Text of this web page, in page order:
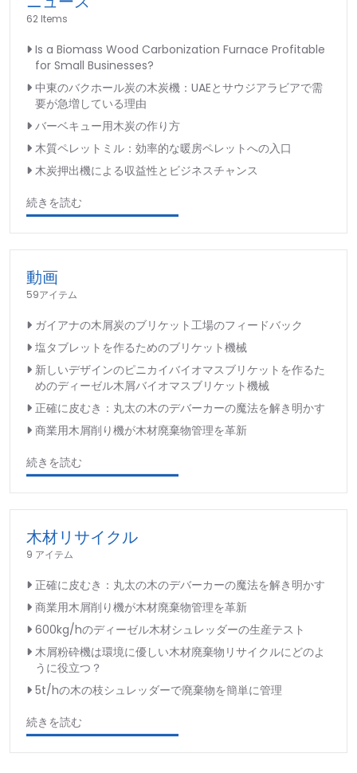
62 Items
Is a Biomass Wood Carbonization Furnace Profitable
for Small Businesses?
中東のバクホール炭の木炭機：UAEとサウジアラビアで需
要が急増している理由
バーベキュー用木炭の作り方
木質ペレットミル：効率的な暖房ペレットへの入口
木炭押出機による収益性とビジネスチャンス
続きを読む
動画
59アイテム
ガイアナの木屑炭のブリケット工場のフィードバック
塩タブレットを作るためのブリケット機械
新しいデザインのピニカイバイオマスブリケットを作るた
めのディーゼル木屑バイオマスブリケット機械
正確に皮むき：丸太の木のデバーカーの魔法を解き明かす
商業用木屑削り機が木材廃棄物管理を革新
続きを読む
木材リサイクル
9 アイテム
正確に皮むき：丸太の木のデバーカーの魔法を解き明かす
商業用木屑削り機が木材廃棄物管理を革新
600kg/hのディーゼル木材シュレッダーの生産テスト
木屑粉砕機は環境に優しい木材廃棄物リサイクルにどのよ
うに役立つ？
5t/hの木の枝シュレッダーで廃棄物を簡単に管理
続きを読む